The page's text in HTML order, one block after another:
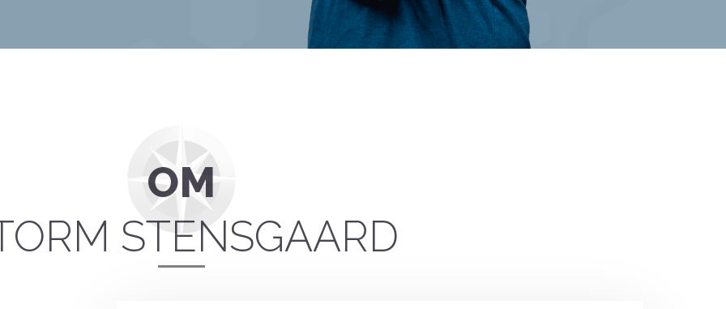
OM
STENSGAARD